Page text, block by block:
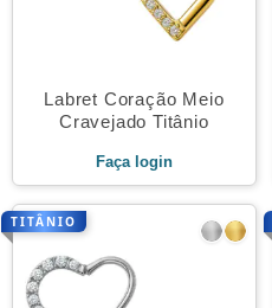
Labret Coração Meio
Cravejado Titânio
Faça login
TITÂNIO